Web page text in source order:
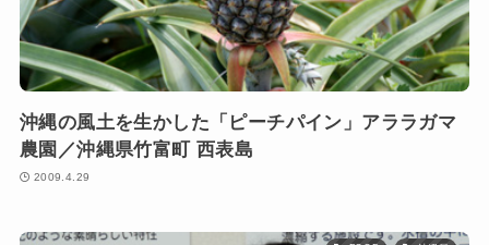
沖縄の風土を生かした「ピーチパイン」アララガマ
農園／沖縄県竹富町 西表島
2009.4.29